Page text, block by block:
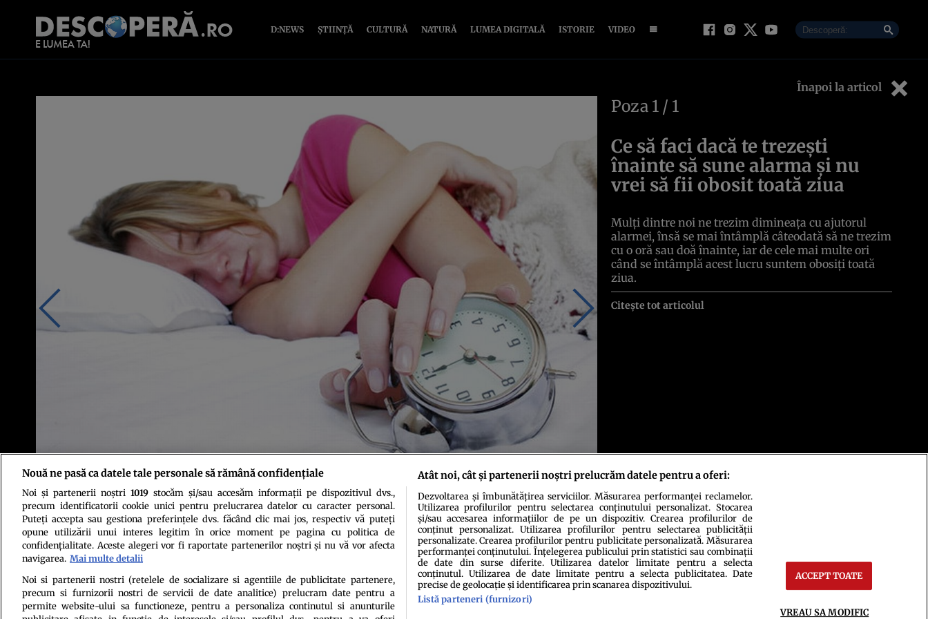
D:NEWS ȘTIINȚĂ CULTURĂ NATURĂ LUMEA DIGITALĂ ISTORIE VIDEO
Înapoi la articol
Mulţi dintre noi ne trezim dimineaţa cu ajutorul alarmei, însă se mai întâmplă câteodată să ne trezim cu o oră sau doă înainte, iar de cele mai multe
ori când se întâmplă acest lucru suntem obosiţi toată ziua.
Poza 1 / 1
Ce să faci dacă te trezeşti
înainte să sune alarma şi nu
vrei să fii obosit toată ziua
Mulţi dintre noi ne trezim dimineaţa cu ajutorul
alarmei, însă se mai întâmplă câteodată să ne trezim
cu o oră sau doă înainte, iar de cele mai multe ori
când se întâmplă acest lucru suntem obosiţi toată
ziua.
Citește tot articolul
Politica de confidenţialitatePolitica de cookiesTermeni şi condiţiiEchipa redacțională
Nouă ne pasă ca datele tale personale să rămână confidențiale
Noi și partenerii noștri 1019stocăm și/sau accesăm informații pe dispozitivul dvs.,
precum identificatorii cookie unici pentru prelucrarea datelor cu caracter personal.
Puteți accepta sau gestiona preferințele dvs. făcând clic mai jos, respectiv vă puteți
opune utilizării unui interes legitim în orice moment pe pagina cu politica de
confidențialitate. Aceste alegeri vor fi raportate partenerilor noștri și nu vă vor afecta
navigarea. Mai multe detalii
Noi si partenerii nostri (retelele de socializare si agentiile de publicitate partenere,
precum si furnizorii nostri de servicii de date analitice) prelucram date pentru a
permite website-ului sa functioneze, pentru a personaliza continutul si anunturile
Atât noi, cât și partenerii noștri prelucrăm datele pentru a oferi:
Dezvoltarea și îmbunătățirea serviciilor. Măsurarea performanței reclamelor.
Utilizarea profilurilor pentru selectarea conținutului personalizat. Stocarea
și/sau accesarea informațiilor de pe un dispozitiv. Crearea profilurilor de
conținut personalizat. Utilizarea profilurilor pentru selectarea publicității
personalizate. Crearea profilurilor pentru publicitate personalizată. Măsurarea
performanței conținutului. Înțelegerea publicului prin statistici sau combinații
de date din surse diferite. Utilizarea datelor limitate pentru a selecta
conținutul. Utilizarea de date limitate pentru a selecta publicitatea. Date
precise de geolocație și identificarea prin scanarea dispozitivului.
Listă parteneri (furnizori)
ACCEPT TOATE
VREAU SA MODIFIC